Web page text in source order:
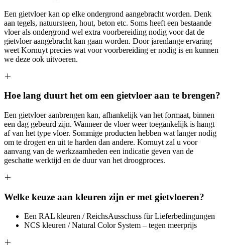
Een gietvloer kan op elke ondergrond aangebracht worden. Denk
aan tegels, natuursteen, hout, beton etc. Soms heeft een bestaande
vloer als ondergrond wel extra voorbereiding nodig voor dat de
gietvloer aangebracht kan gaan worden. Door jarenlange ervaring
weet Kornuyt precies wat voor voorbereiding er nodig is en kunnen
we deze ook uitvoeren.
Hoe lang duurt het om een gietvloer aan te brengen?
Een gietvloer aanbrengen kan, afhankelijk van het formaat, binnen
een dag gebeurd zijn. Wanneer de vloer weer toegankelijk is hangt
af van het type vloer. Sommige producten hebben wat langer nodig
om te drogen en uit te harden dan andere. Kornuyt zal u voor
aanvang van de werkzaamheden een indicatie geven van de
geschatte werktijd en de duur van het droogproces.
Welke keuze aan kleuren zijn er met gietvloeren?
Een RAL kleuren / ReichsAusschuss für Lieferbedingungen
NCS kleuren / Natural Color System – tegen meerprijs